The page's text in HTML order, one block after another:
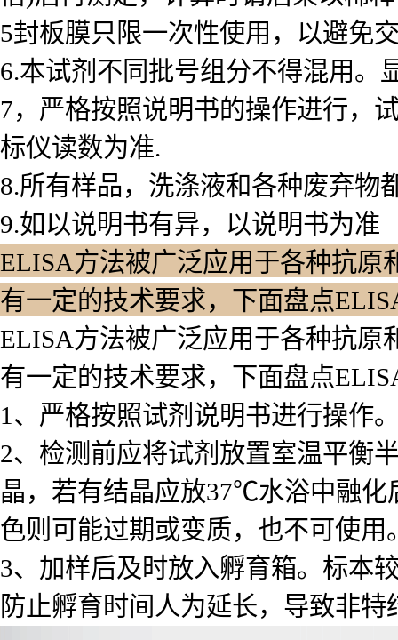
5封板膜只限一次性使用，以避免
6.本试剂不同批号组分不得混用。
7，严格按照说明书的操作进行，
标仪读数为准.
8.所有样品，洗涤液和各种废弃物
9.如以说明书有异，以说明书为准
ELISA方法被广泛应用于各种抗原
有一定的技术要求，下面盘点
ELISA方法被广泛应用于各种抗原
有一定的技术要求，下面盘点
1、严格按照试剂说明书进行操作
2、检测前应将试剂放置室温平衡
晶，若有结晶应放37℃水浴中融化
色则可能过期或变质，也不可使用
3、加样后及时放入孵育箱。标本
防止孵育时间人为延长，导致非